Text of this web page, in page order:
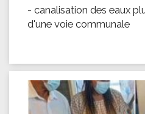
- canalisation des eaux
d'une voie communale